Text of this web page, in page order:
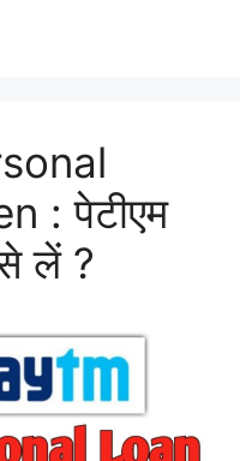
: पेटीएम
लें ?